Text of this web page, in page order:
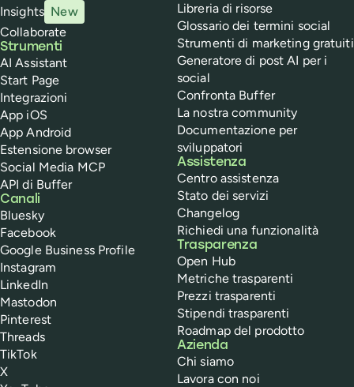
Insights New
Collaborate
Strumenti
AI Assistant
Start Page
Integrazioni
App iOS
App Android
Estensione browser
Social Media MCP
API di Buffer
Canali
Bluesky
Facebook
Google Business Profile
Instagram
LinkedIn
Mastodon
Pinterest
Threads
TikTok
X
Libreria di risorse
Glossario dei termini social
Strumenti di marketing gratuiti
Generatore di post AI per i
social
Confronta Buffer
La nostra community
Documentazione per
sviluppatori
Assistenza
Centro assistenza
Stato dei servizi
Changelog
Richiedi una funzionalità
Trasparenza
Open Hub
Metriche trasparenti
Prezzi trasparenti
Stipendi trasparenti
Roadmap del prodotto
Azienda
Chi siamo
Lavora con noi